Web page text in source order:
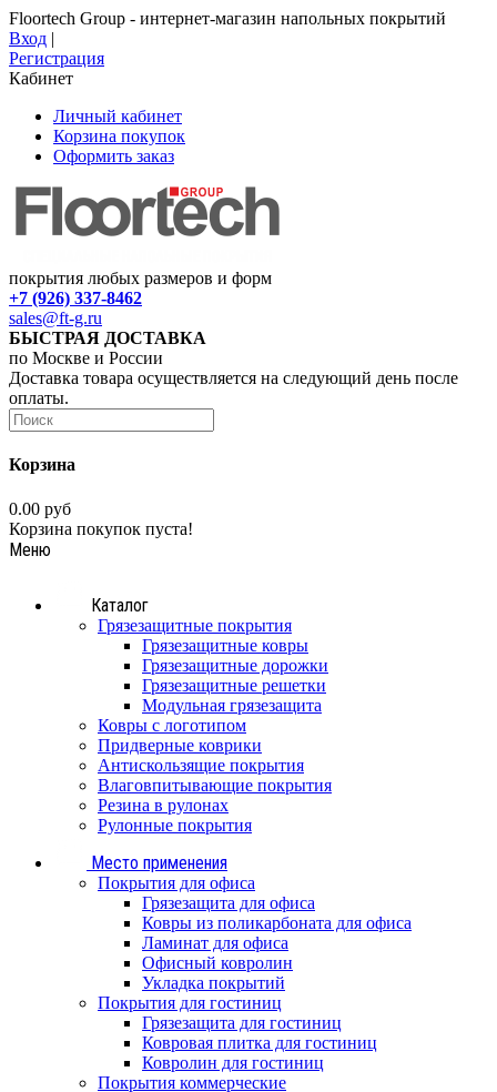
Floortech Group - интернет-магазин напольных покрытий
Вход |
Регистрация
Кабинет
Личный кабинет
Корзина покупок
Оформить заказ
покрытия любых размеров и форм
+7 (926) 337-8462
sales@ft-g.ru
БЫСТРАЯ ДОСТАВКА
по Москве и России
Доставка товара осуществляется на следующий день после
оплаты.
Корзина
0.00 руб
Корзина покупок пуста!
Меню
Каталог
Грязезащитные покрытия
Грязезащитные ковры
Грязезащитные дорожки
Грязезащитные решетки
Модульная грязезащита
Ковры с логотипом
Придверные коврики
Антискользящие покрытия
Влаговпитывающие покрытия
Резина в рулонах
Рулонные покрытия
Место применения
Покрытия для офиса
Грязезащита для офиса
Ковры из поликарбоната для офиса
Ламинат для офиса
Офисный ковролин
Укладка покрытий
Покрытия для гостиниц
Грязезащита для гостиниц
Ковровая плитка для гостиниц
Ковролин для гостиниц
Покрытия коммерческие